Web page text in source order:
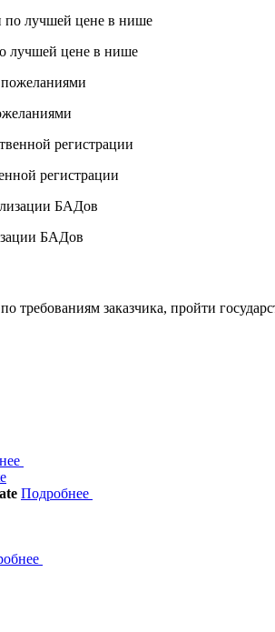
лучшей цене в нише
регистрации
БАДов
требованиям заказчика, пройти
Подробнее